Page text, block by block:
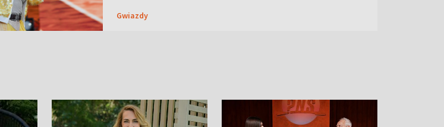
Gwiazdy